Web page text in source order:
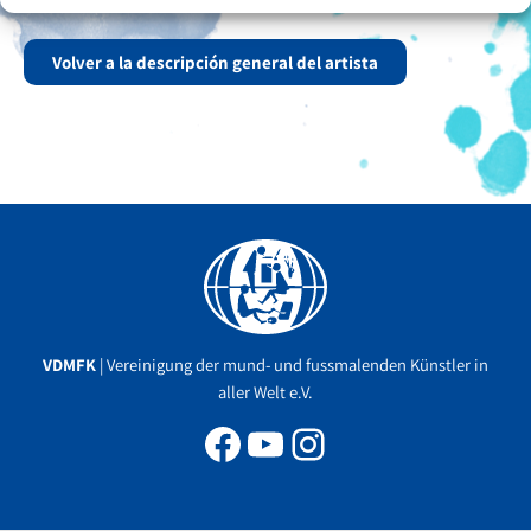
Volver a la descripción general del artista
VDMFK | Vereinigung der mund- und fussmalenden Künstler in
aller Welt e.V.
Facebook
YouTube
Instagram